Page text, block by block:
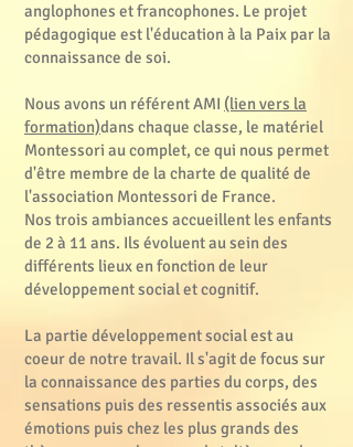
anglophones et francophones. Le projet
pédagogique est l'éducation à la Paix par la
connaissance de soi.
Nous avons un référent AMI (lien vers la
formation)dans chaque classe, le matériel
Montessori au complet, ce qui nous permet
d'être membre de la charte de qualité de
l'association Montessori de France.
Nos trois ambiances accueillent les enfants
de 2 à 11 ans. Ils évoluent au sein des
différents lieux en fonction de leur
développement social et cognitif.
La partie développement social est au
coeur de notre travail. Il s'agit de focus sur
la connaissance des parties du corps, des
sensations puis des ressentis associés aux
émotions puis chez les plus grands des